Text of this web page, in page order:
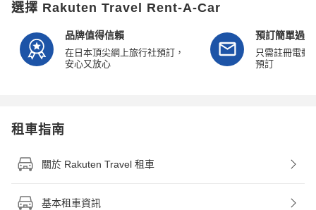
選擇 Rakuten Travel Rent-A-Car
品牌值得信賴
在日本頂尖網上旅行社預訂，
安心又放心
預訂簡單過程
只需註冊電郵
預訂
租車指南
關於 Rakuten Travel 租車
基本租車資訊